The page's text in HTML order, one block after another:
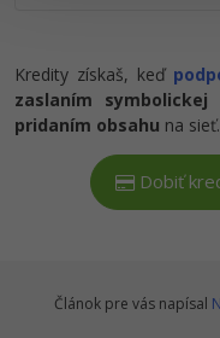
Kredity získaš, keď
zaslaním symbolickej
pridaním obsahu na sieť.
Dobiť
Článok pre vás napísal